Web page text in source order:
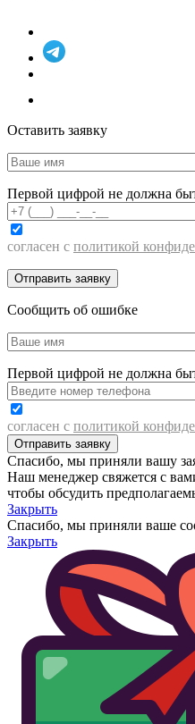
Оставить заявку
Первой цифрой не должна
согласен с политикой
Сообщить об ошибке
Первой цифрой не должна
согласен с политикой
Спасибо, мы приняли вашу
Наш менеджер свяжется с
чтобы обсудить
Закрыть
Спасибо, мы приняли ваше
Закрыть